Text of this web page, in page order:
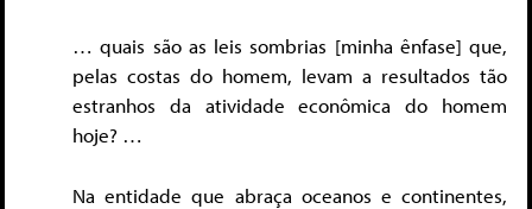
… quais são as leis sombrias [minha ênfase] que,
pelas costas do homem, levam a resultados tão
estranhos da atividade econômica do homem
hoje? …
Na entidade que abraça oceanos e continentes,